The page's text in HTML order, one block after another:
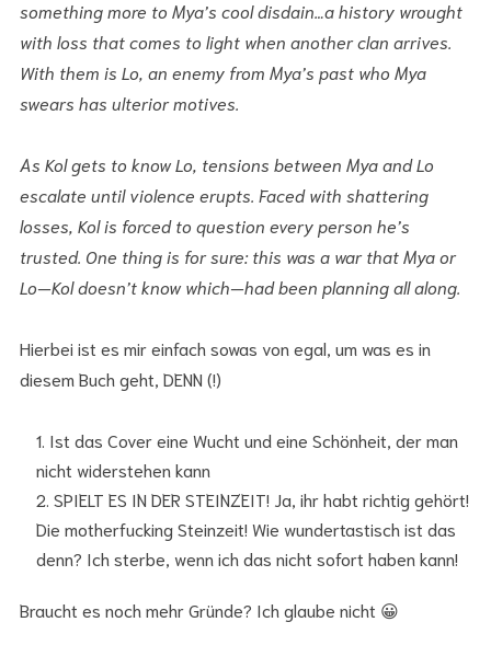
something more to Mya’s cool disdain…a history wrought
with loss that comes to light when another clan arrives.
With them is Lo, an enemy from Mya’s past who Mya
swears has ulterior motives.
As Kol gets to know Lo, tensions between Mya and Lo
escalate until violence erupts. Faced with shattering
losses, Kol is forced to question every person he’s
trusted. One thing is for sure: this was a war that Mya or
Lo—Kol doesn’t know which—had been planning all along.
Hierbei ist es mir einfach sowas von egal, um was es in
diesem Buch geht, DENN (!)
Ist das Cover eine Wucht und eine Schönheit, der man
nicht widerstehen kann
SPIELT ES IN DER STEINZEIT! Ja, ihr habt richtig gehört!
Die motherfucking Steinzeit! Wie wundertastisch ist das
denn? Ich sterbe, wenn ich das nicht sofort haben kann!
Braucht es noch mehr Gründe? Ich glaube nicht 😀